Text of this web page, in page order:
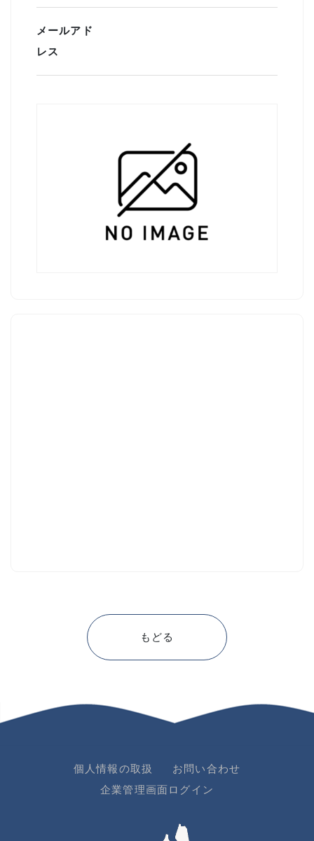
メールアド
レス
もどる
個人情報の取扱
お問い合わせ
企業管理画面ログイン